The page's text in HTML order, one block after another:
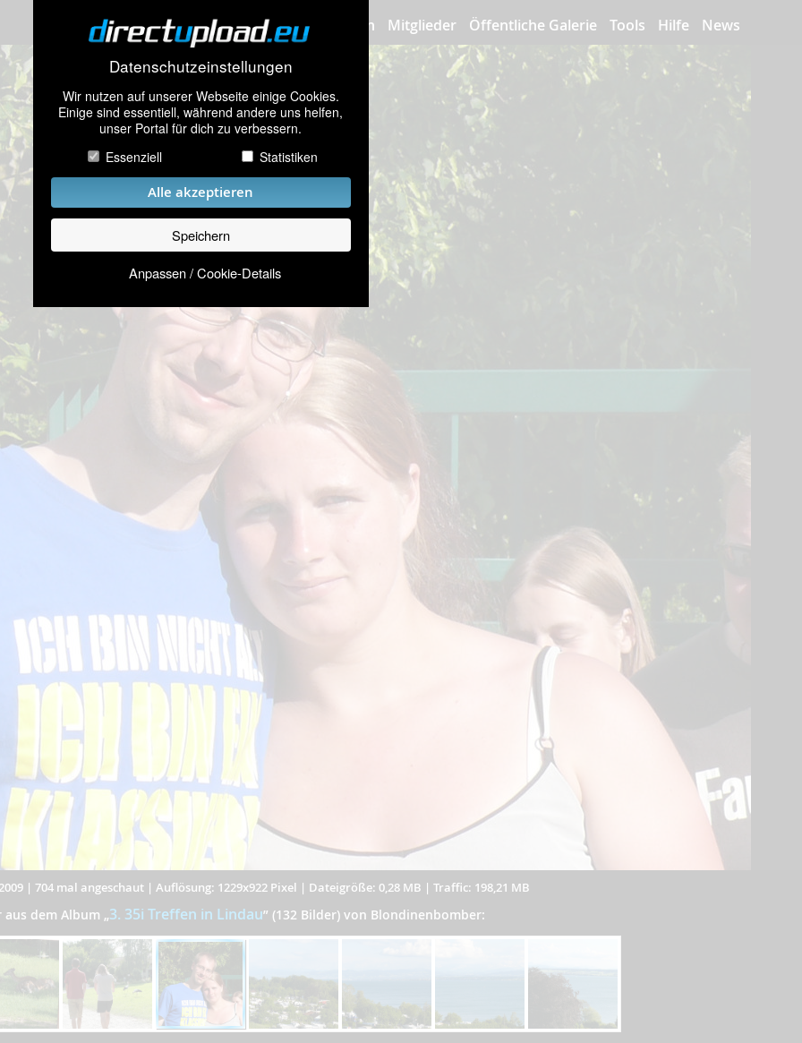
Datenschutzeinstellungen
Wir nutzen auf unserer Webseite einige Cookies.
Einige sind essentiell, während andere uns helfen,
unser Portal für dich zu verbessern.
Essenziell
Statistiken
Alle akzeptieren
Speichern
Anpassen / Cookie-Details
Bilder hochladen Mitglieder Öffentliche Galerie Tools Hilfe News
| 704 mal angeschaut| Auflösung: 1229x922 Pixel | Dateigröße: 0,28 MB | Traffic: 198,21 MB
dem Album „3. 35i Treffen in Lindau” (132 Bilder) von Blondinenbomber: